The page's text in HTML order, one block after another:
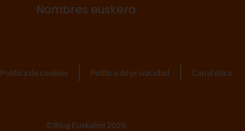
Nombres euskera
Política de cookies Política de privacidad Canal ético
©Blog Euskaltel 2026